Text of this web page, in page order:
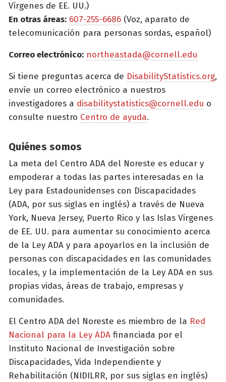
Vírgenes de EE. UU.)
En otras áreas: 607-255-6686 (Voz, aparato de
telecomunicación para personas sordas, español)
Correo electrónico: northeastada@cornell.edu
Si tiene preguntas acerca de DisabilityStatistics.org,
envíe un correo electrónico a nuestros
investigadores a disabilitystatistics@cornell.edu o
consulte nuestro Centro de ayuda.
Quiénes somos
La meta del Centro ADA del Noreste es educar y
empoderar a todas las partes interesadas en la
Ley para Estadounidenses con Discapacidades
(ADA, por sus siglas en inglés) a través de Nueva
York, Nueva Jersey, Puerto Rico y las Islas Vírgenes
de EE. UU. para aumentar su conocimiento acerca
de la Ley ADA y para apoyarlos en la inclusión de
personas con discapacidades en las comunidades
locales, y la implementación de la Ley ADA en sus
propias vidas, áreas de trabajo, empresas y
comunidades.
El Centro ADA del Noreste es miembro de la Red
Nacional para la Ley ADA financiada por el
Instituto Nacional de Investigación sobre
Discapacidades, Vida Independiente y
Rehabilitación (NIDILRR, por sus siglas en inglés)